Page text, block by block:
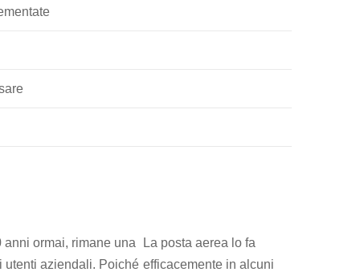
ormai, rimane una
utenti aziendali. Poiché
La posta aerea lo fa
efficacemente in alcuni